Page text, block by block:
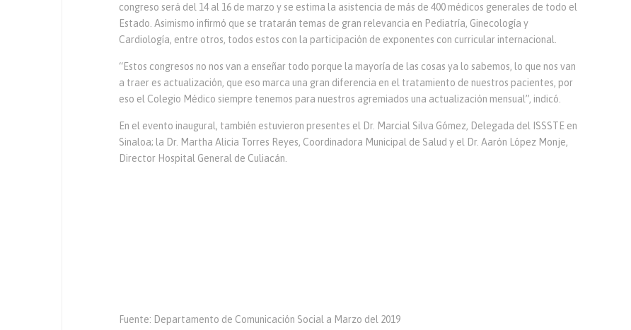
congreso será del 14 al 16 de marzo y se estima la asistencia de más de 400 médicos generales de todo el
Estado. Asimismo infirmó que se tratarán temas de gran relevancia en Pediatría, Ginecología y
Cardiología, entre otros, todos estos con la participación de exponentes con curricular internacional.
“Estos congresos no nos van a enseñar todo porque la mayoría de las cosas ya lo sabemos, lo que nos van
a traer es actualización, que eso marca una gran diferencia en el tratamiento de nuestros pacientes, por
eso el Colegio Médico siempre tenemos para nuestros agremiados una actualización mensual”, indicó.
En el evento inaugural, también estuvieron presentes el Dr. Marcial Silva Gómez, Delegada del ISSSTE en
Sinaloa; la Dr. Martha Alicia Torres Reyes, Coordinadora Municipal de Salud y el Dr. Aarón López Monje,
Director Hospital General de Culiacán.
Fuente: Departamento de Comunicación Social a Marzo del 2019